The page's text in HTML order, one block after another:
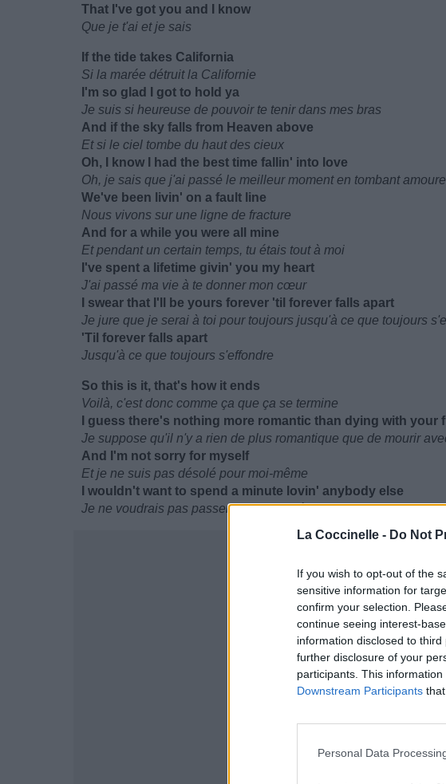
La Coccinelle - Do Not
If you wish to opt-out of the
sensitive information for
confirm your selection.
continue seeing interest-
information disclosed to
further disclosure of your
participants. This
Downstream Participants
Personal Data
That I've got you and I know
Que je t'ai et je sais
If the tide takes California
Si la marée détruit la Californie
I'm so glad I got to hold ya
Je suis si heureuse de pouvoir te tenir dans mes bras
And if the sky falls from Heaven above
Et si le ciel tombe du haut des cieux
Oh, I know I had the best time fallin' into love
Oh, je sais que j'ai passé le meilleur moment en tombant
We've been livin' on a fault line
Nous vivons sur une ligne de fracture
And for a while you were all mine
Et pendant un certain temps, tu étais tout à moi
I've spent a lifetime givin' you my heart
J'ai passé ma vie à te donner mon cœur
I swear that I'll be yours forever 'til forever falls apart
Je jure que je serai à toi pour toujours jusqu'à ce que toujours
'Til forever falls apart
Jusqu'à ce que toujours s'effondre
So this is it, that's how it ends
Voilà, c'est donc comme ça que ça se termine
I guess there's nothing more romantic than dying with your
Je suppose qu'il n'y a rien de plus romantique que de mourir
And I'm not sorry for myself
Et je ne suis pas désolé pour moi-même
I wouldn't want to spend a minute lovin' anybody else
Je ne voudrais pas passer une minute à aimer quelqu'un d'autre